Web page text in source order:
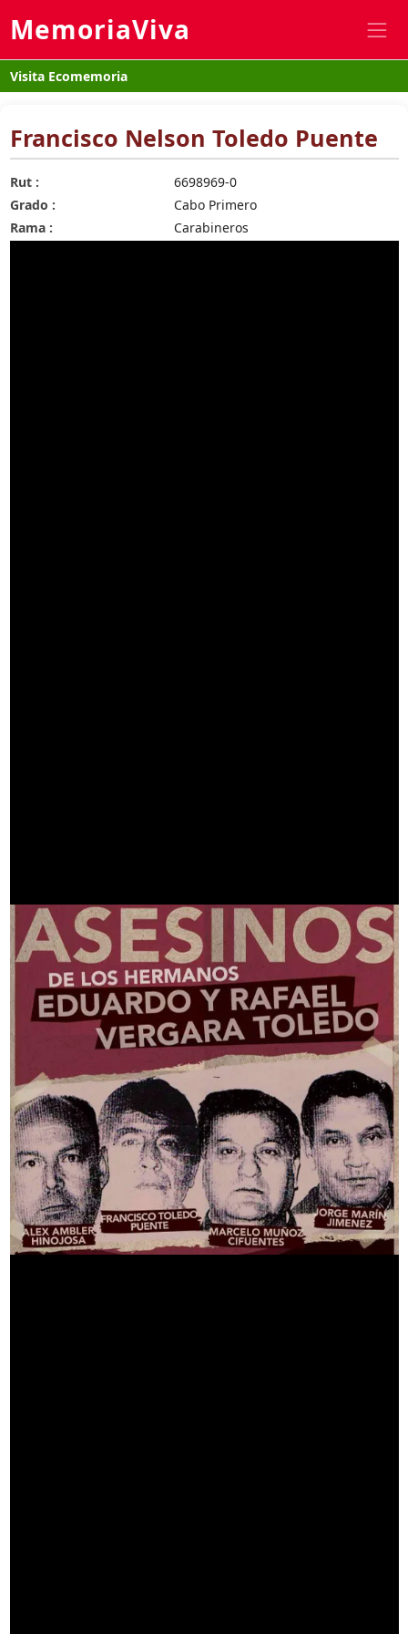
MemoriaViva
Visita Ecomemoria
Francisco Nelson Toledo Puente
Rut :
6698969-0
Grado :
Cabo Primero
Rama :
Carabineros